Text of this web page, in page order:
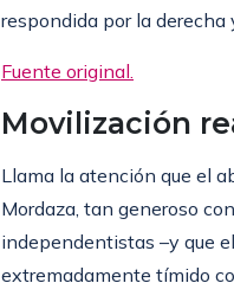
respondida por la
Fuente original.
Movilización
Llama la atención que el
Mordaza, tan generoso
independentistas –y que
extremadamente tímido